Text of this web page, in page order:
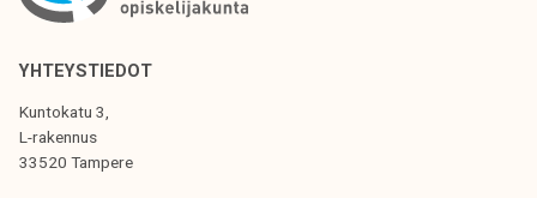
K
E
L
I
E
YHTEYSTIEDOT
Kuntokatu 3,
L-rakennus
33520 Tampere